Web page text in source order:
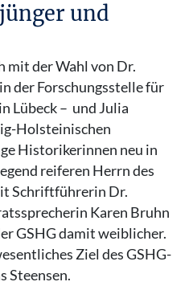
und
mit der Wahl von Dr.
der Forschungsstelle für
Lübeck – und Julia
Holsteinischen
Historikerinnen neu in
reiferen Herrn des
Schriftführerin Dr.
Karen Bruhn
GSHG damit weiblicher.
Ziel des GSHG-
Steensen.